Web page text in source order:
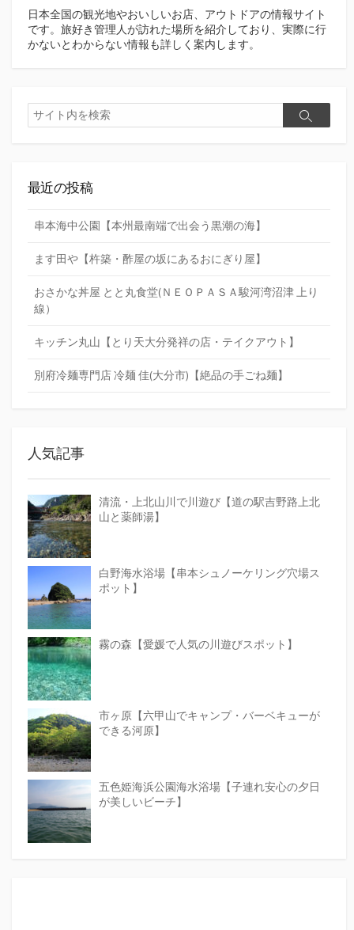
日本全国の観光地やおいしいお店、アウトドアの情報サイト
です。旅好き管理人が訪れた場所を紹介しており、実際に行
かないとわからない情報も詳しく案内します。
検
索
検
最近の投稿
串本海中公園【本州最南端で出会う黒潮の海】
ます田や【杵築・酢屋の坂にあるおにぎり屋】
おさかな丼屋 とと丸食堂(ＮＥＯＰＡＳＡ駿河湾沼津 上り
線）
キッチン丸山【とり天大分発祥の店・テイクアウト】
別府冷麺専門店 冷麺 佳(大分市)【絶品の手ごね麺】
人気記事
清流・上北山川で川遊び【道の駅吉野路上北
山と薬師湯】
白野海水浴場【串本シュノーケリング穴場ス
ポット】
霧の森【愛媛で人気の川遊びスポット】
市ヶ原【六甲山でキャンプ・バーベキューが
できる河原】
五色姫海浜公園海水浴場【子連れ安心の夕日
が美しいビーチ】